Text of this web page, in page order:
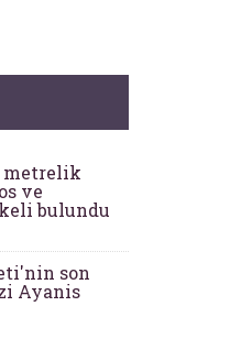
metrelik
ve
bulundu
son
Ayanis